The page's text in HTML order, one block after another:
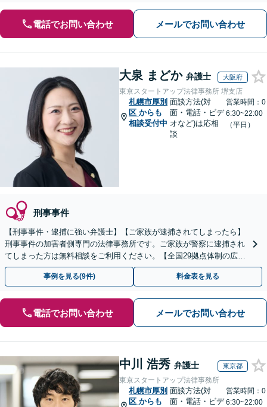
電話でお問い合わせ メールでお問い合わせ
大泉 まどか 弁護士 大阪府
東京スタートアップ法律事務所 堺支店
札幌市厚別
区 からも
相談受付中
面談方法(対
面・電話・ビデ
オなど)は応相
談
営業時間：0
6:30~22:00
（平日）
刑事事件
【刑事事件・逮捕に強い弁護士】【ご家族が逮捕されてしまったら】
刑事事件の加害者側専門の法律事務所です。ご家族が警察に逮捕され
てしまった方は無料相談をご利用ください。【全国29拠点体制の広域
対応】【弁護士待機中/当日中の電話相談可(予約制)】
事例を見る(9件) 料金表を見る
電話でお問い合わせ メールでお問い合わせ
中川 浩秀 弁護士 東京都
東京スタートアップ法律事務所
札幌市厚別
区 からも
面談方法(対
面・電話・ビデ
営業時間：0
6:30~22:00